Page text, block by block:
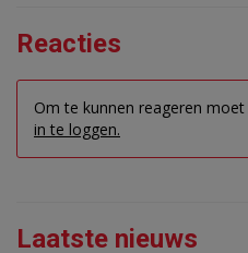
Reacties
Om te kunnen reageren
in te loggen.
Laatste nieuws